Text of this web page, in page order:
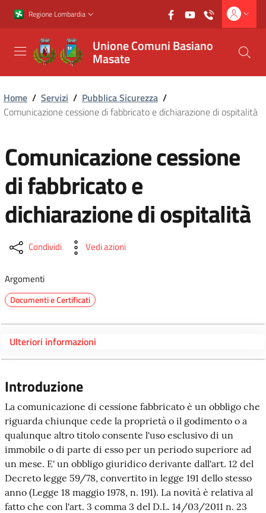
Vai al contenuto principale
Vai al footer
Regione Lombardia
Unione Comuni Basiano
Masate
Home / Servizi / Pubblica Sicurezza /
Comunicazione cessione di fabbricato e dichiarazione di ospitalità
Comunicazione cessione
di fabbricato e
dichiarazione di ospitalità
Condividi Vedi azioni
Argomenti
Documenti e Certificati
Ulteriori informazioni
Introduzione
La comunicazione di cessione fabbricato è un obbligo che
riguarda chiunque cede la proprietà o il godimento o a
qualunque altro titolo consente l'uso esclusivo di un
immobile o di parte di esso per un periodo superiore ad
un mese. E' un obbligo giuridico derivante dall'art. 12 del
Decreto legge 59/78, convertito in legge 191 dello stesso
anno (Legge 18 maggio 1978, n. 191). La novità è relativa al
fatto che con l'art. 3 comma 3 del D.L. 14/03/2011 n. 23